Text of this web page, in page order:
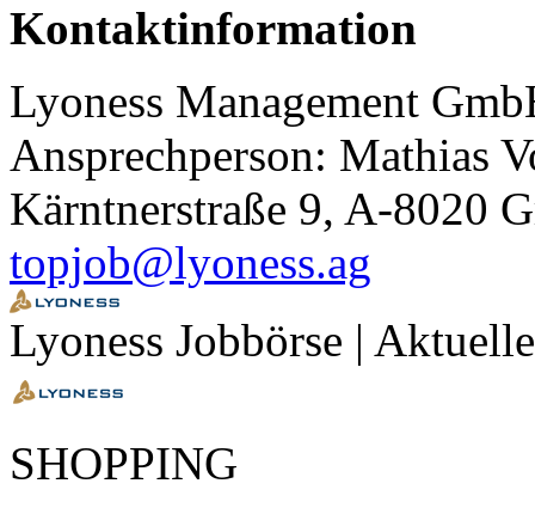
Kontaktinformation
Lyoness Management
Ansprechperson: Mathias
Kärntnerstraße 9, A-8020
topjob@lyoness.ag
Lyoness Jobbörse |
SHOPPING